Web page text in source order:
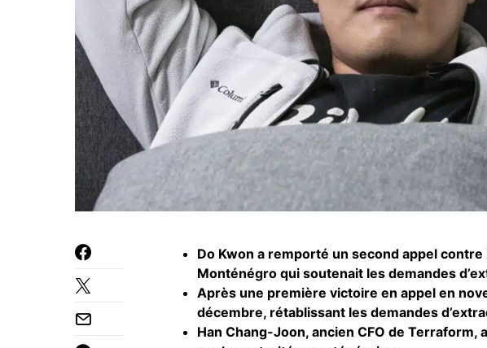
Do Kwon a remporté un second appel contre
Monténégro qui soutenait les demandes
Après une première victoire en appel en
décembre, rétablissant les demandes
Han Chang-Joon, ancien CFO de Terraform,